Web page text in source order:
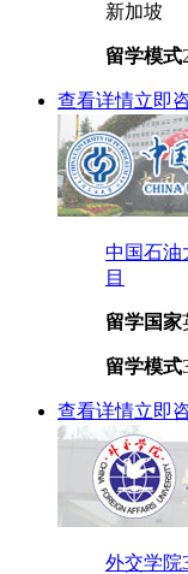
新加坡
留学模式
查看详情立即
中国石油
目
留学国家
留学模式
查看详情立即
外交学院